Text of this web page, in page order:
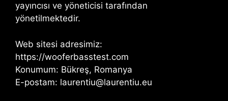
yayıncısı ve yöneticisi tarafından
yönetilmektedir.
Web sitesi adresimiz:
https://wooferbasstest.com
Konumum: Bükreş, Romanya
E-postam: laurentiu@laurentiu.eu